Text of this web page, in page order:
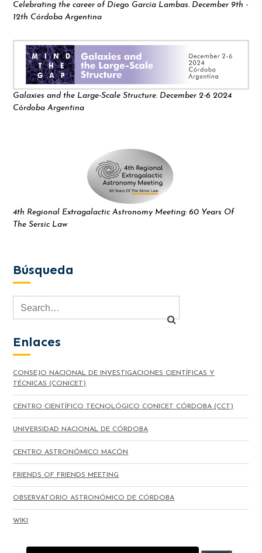
Celebrating the career of Diego García Lambas. December 9th -
12th Córdoba Argentina
Galaxies and the Large-Scale Structure. December 2-6 2024
Córdoba Argentina
4th Regional Extragalactic Astronomy Meeting: 60 Years Of
The Sersic Law
Búsqueda
Enlaces
CONSEJO NACIONAL DE INVESTIGACIONES CIENTÍFICAS Y
TÉCNICAS (CONICET)
CENTRO CIENTÍFICO TECNOLÓGICO CONICET CÓRDOBA (CCT)
UNIVERSIDAD NACIONAL DE CÓRDOBA
CENTRO ASTRONÓMICO MACÓN
FRIENDS OF FRIENDS MEETING
OBSERVATORIO ASTRONÓMICO DE CÓRDOBA
WIKI